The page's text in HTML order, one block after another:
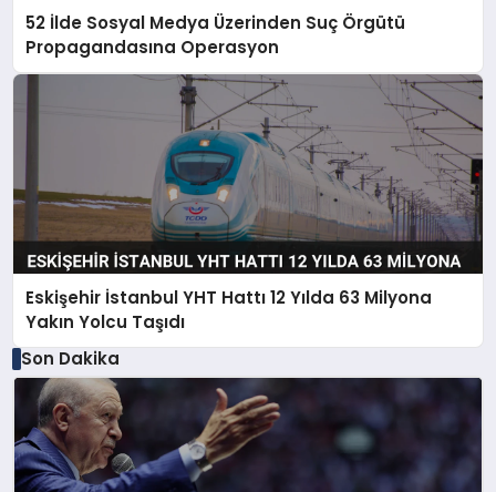
52 İlde Sosyal Medya Üzerinden Suç Örgütü
Propagandasına Operasyon
Eskişehir İstanbul YHT Hattı 12 Yılda 63 Milyona
Yakın Yolcu Taşıdı
Son Dakika